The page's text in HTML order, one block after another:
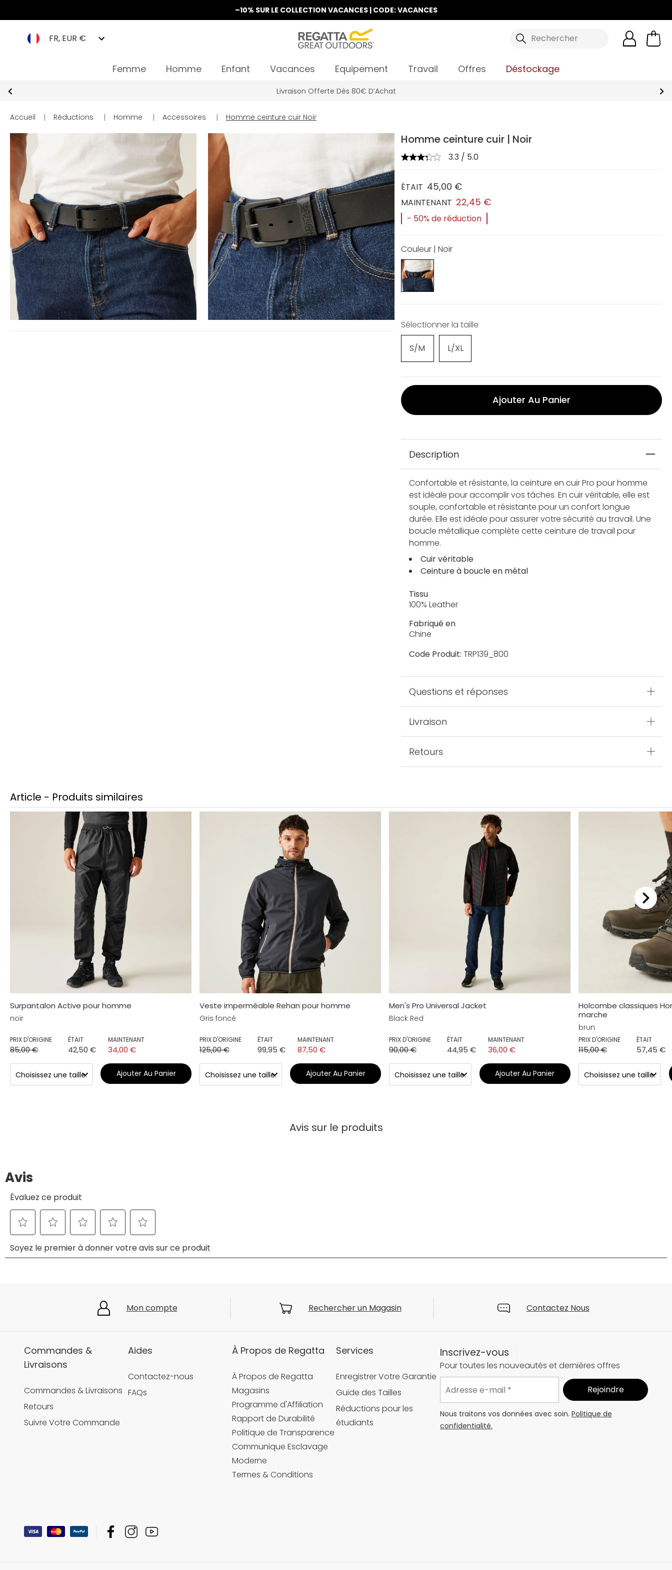
–10% SUR LE COLLECTION VACANCES | CODE: VACANCES
FR, EUR € Rechercher
Femme Homme Enfant Vacances Equipement Travail Offres Déstockage
Livraison Offerte Dès 80€ D’Achat
Accueil | Réductions | Homme | Accessoires | Homme ceinture cuir Noir
Homme ceinture cuir | Noir
3.3 / 5.0
ÉTAIT 45,00 €
MAINTENANT 22,45 €
- 50% de réduction
Couleur | Noir
Sélectionner la taille
S/M L/XL
Ajouter Au Panier
Description
Confortable et résistante, la ceinture en cuir Pro pour homme
est idéale pour accomplir vos tâches. En cuir véritable, elle est
souple, confortable et résistante pour un confort longue
durée. Elle est idéale pour assurer votre sécurité au travail. Une
boucle métallique complète cette ceinture de travail pour
homme.
Cuir véritable
Ceinture à boucle en métal
Tissu
100% Leather
Fabriqué en
Chine
Code Produit: TRP139_800
Questions et réponses
Livraison
Retours
Article - Produits similaires
Surpantalon Active pour homme
noir
PRIX D'ORIGINE
85,00 €
ÉTAIT
42,50 €
MAINTENANT
34,00 €
Ajouter Au Panier
Veste imperméable Rehan pour homme
Gris foncé
PRIX D'ORIGINE
125,00 €
ÉTAIT
99,95 €
MAINTENANT
87,50 €
Ajouter Au Panier
Men's Pro Universal Jacket
Black Red
PRIX D'ORIGINE
90,00 €
ÉTAIT
44,95 €
MAINTENANT
36,00 €
Ajouter Au Panier
Holcombe classiques
marche
brun
PRIX D'ORIGINE
115,00 €
ÉTAIT
57,45 €
Avis sur le produits
Mon compte Rechercher un Magasin Contactez Nous
Commandes &
Livraisons
Commandes & Livraisons
Retours
Suivre Votre Commande
Aides
Contactez-nous
FAQs
À Propos de Regatta
À Propos de Regatta
Magasins
Programme d'Affiliation
Rapport de Durabilité
Politique de Transparence
Communique Esclavage
Moderne
Termes & Conditions
Services
Enregistrer Votre Garantie
Guide des Tailles
Réductions pour les
étudiants
Inscrivez-vous
Pour toutes les nouveautés et dernières offres
Nous traitons vos données avec soin. Politique de
confidentialité.